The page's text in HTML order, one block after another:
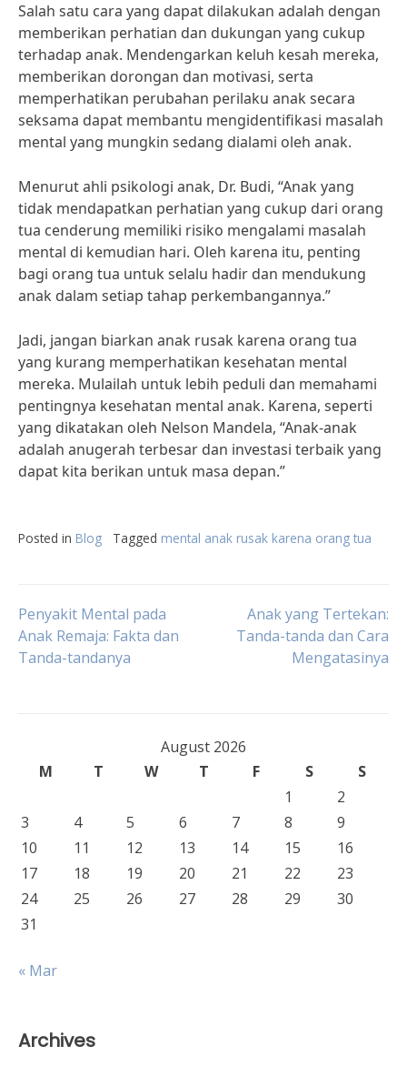
Salah satu cara yang dapat dilakukan adalah dengan
memberikan perhatian dan dukungan yang cukup
terhadap anak. Mendengarkan keluh kesah mereka,
memberikan dorongan dan motivasi, serta
memperhatikan perubahan perilaku anak secara
seksama dapat membantu mengidentifikasi masalah
mental yang mungkin sedang dialami oleh anak.
Menurut ahli psikologi anak, Dr. Budi, “Anak yang
tidak mendapatkan perhatian yang cukup dari orang
tua cenderung memiliki risiko mengalami masalah
mental di kemudian hari. Oleh karena itu, penting
bagi orang tua untuk selalu hadir dan mendukung
anak dalam setiap tahap perkembangannya.”
Jadi, jangan biarkan anak rusak karena orang tua
yang kurang memperhatikan kesehatan mental
mereka. Mulailah untuk lebih peduli dan memahami
pentingnya kesehatan mental anak. Karena, seperti
yang dikatakan oleh Nelson Mandela, “Anak-anak
adalah anugerah terbesar dan investasi terbaik yang
dapat kita berikan untuk masa depan.”
Posted in Blog Tagged mental anak rusak karena orang tua
Post
navigation
Penyakit Mental pada
Anak Remaja: Fakta dan
Tanda-tandanya
Anak yang Tertekan:
Tanda-tanda dan Cara
Mengatasinya
August 2026
M
T W T F S
S
1
2
3
4 5 6 7 8
9
10
11 12 13 14 15
16
17
18 19 20 21 22
23
24
25 26 27 28 29
30
31
« Mar
Archives